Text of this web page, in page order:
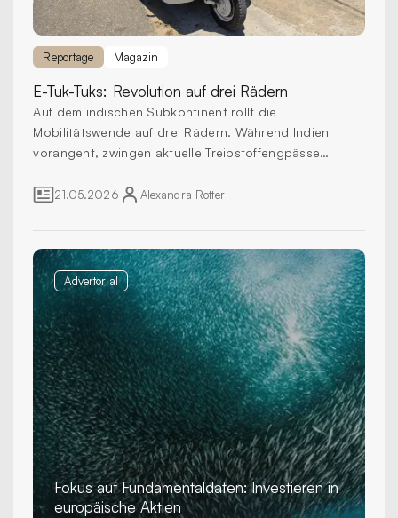
Reportage Magazin
E-Tuk-Tuks: Revolution auf drei Rädern
Auf dem indischen ­Subkontinent rollt die
Mobilitätswende auf drei Rädern. Während Indien
vorangeht, zwingen aktuelle Treibstoffengpässe
Lanka.21.05.2026 Alexandra Rotter
Advertorial
Fokus auf Fundamentaldaten: Investieren in
europäische Aktien